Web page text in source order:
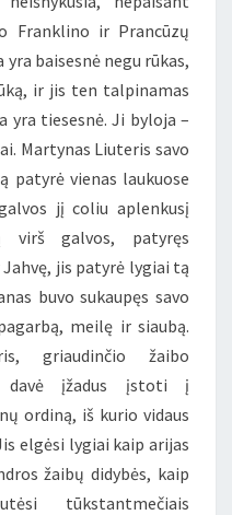
Franklino ir Prancūzų
baisesnė negu rūkas,
ir jis ten talpinamas
tiesesnė. Ji byloja –
Martynas Liuteris savo
patyrė vienas laukuose
jį coliu aplenkusį
galvos, patyręs
jis patyrė lygiai tą
buvo sukaupęs savo
meilę ir siaubą.
griaudinčio žaibo
davė įžadus įstoti į
ordiną, iš kurio vidaus
elgėsi lygiai kaip arijas
žaibų didybės, kaip
tūkstantmečiais